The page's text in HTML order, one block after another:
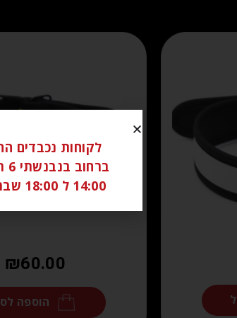
₪60.00
הוספה
14:00 ל 18:00 שבת סגור יש לתאם מראש בוואטצאפ 058-6306262